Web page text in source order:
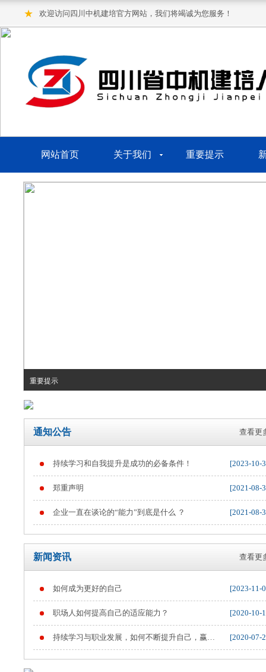
★ 欢迎访问四川中机建培官方网站，我们将竭诚为您服务！
网站首页 关于我们 重要提示
重要提示
重要提示
通知公告 查看更
持续学习和自我提升是成功的必备条件！ [2023-10-
郑重声明 [2021-08-
企业一直在谈论的“能力”到底是什么 ？ [2021-08-
新闻资讯 查看更
如何成为更好的自己 [2023-11-
职场人如何提高自己的适应能力？ [2020-10-
持续学习与职业发展，如何不断提升自己，赢得
职业竞争
[2020-07-